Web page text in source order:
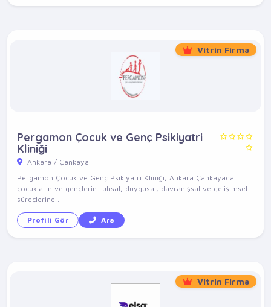
Vitrin Firma
Pergamon Çocuk ve Genç Psikiyatri
Kliniği
Ankara / Çankaya
Pergamon Çocuk ve Genç Psikiyatri Kliniği, Ankara Çankayada
çocukların ve gençlerin ruhsal, duygusal, davranışsal ve gelişimsel
süreçlerine ...
Profili Gör Ara
Vitrin Firma